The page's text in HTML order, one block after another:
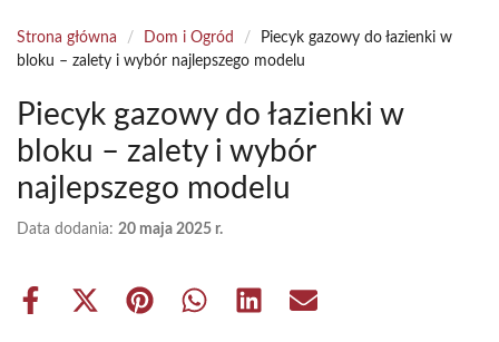
Strona główna / Dom i Ogród /
Piecyk gazowy do łazienki w
bloku – zalety i wybór najlepszego modelu
Piecyk gazowy do łazienki w
bloku – zalety i wybór
najlepszego modelu
Data dodania: 20 maja 2025 r.
Share
Share Share Share Share Share